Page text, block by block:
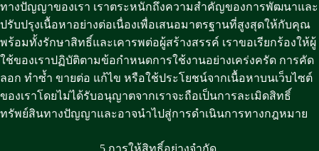
ทางปัญญาของเรา เราตระหนักถึงความสำคัญของการพัฒนาและ
ปรับปรุงเนื้อหาอย่างต่อเนื่องเพื่อเสนอมาตรฐานที่สูงสุดให้กับคุณ
พร้อมทั้งรักษาสิทธิ์และเคารพต่อผู้สร้างสรรค์ เราขอเรียกร้องให้ผู้
ใช้ของเราปฏิบัติตามข้อกำหนดการใช้งานอย่างเคร่งครัด การคัด
ลอก ทำซ้ำ ขายต่อ แก้ไข หรือใช้ประโยชน์จากเนื้อหาบนเว็บไซต์
ของเราโดยไม่ได้รับอนุญาตจากเราจะถือเป็นการละเมิดสิทธิ์
ทรัพย์สินทางปัญญาและอาจนำไปสู่การดำเนินการทางกฎหมาย